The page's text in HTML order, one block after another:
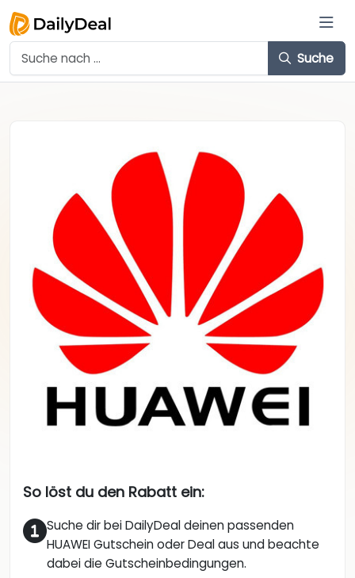
Suche
So löst du den Rabatt ein:
Suche dir bei DailyDeal deinen passenden
HUAWEI Gutschein oder Deal aus und beachte
dabei die Gutscheinbedingungen.